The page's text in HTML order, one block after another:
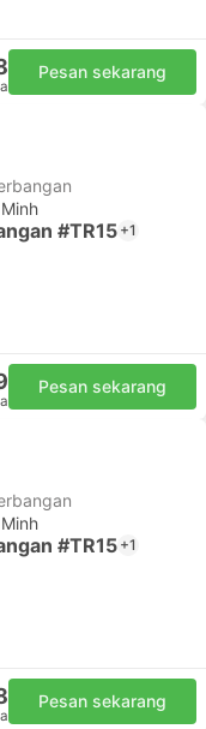
Pesan sekarang
#TR15 +1
Pesan sekarang
#TR15 +1
Pesan sekarang